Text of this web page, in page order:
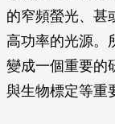
的窄頻螢光、甚
高功率的光源。
變成一個重要的
與生物標定等重